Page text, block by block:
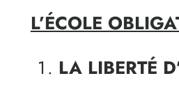
L’ÉCOLE
LA LIBERTÉ